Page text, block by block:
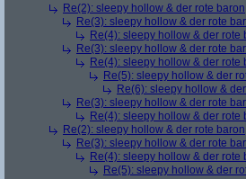
Re(2): sleepy hollow & der rote baron
Re(3): sleepy hollow & der rote
Re(4): sleepy hollow & der rote
Re(3): sleepy hollow & der rote
Re(4): sleepy hollow & der rote
Re(5): sleepy hollow & der
Re(6): sleepy hollow &
Re(3): sleepy hollow & der rote
Re(4): sleepy hollow & der rote
Re(2): sleepy hollow & der rote baron
Re(3): sleepy hollow & der rote
Re(4): sleepy hollow & der rote
Re(5): sleepy hollow & der